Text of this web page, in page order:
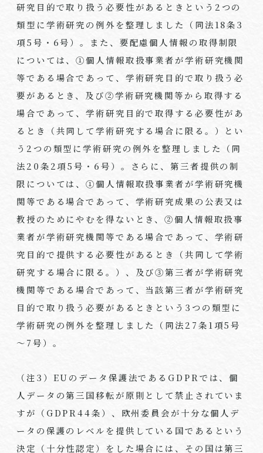
研究目的で取り扱う必要性があるときという 2 つの
類型に学術研究の例外を整理しました（同法18条3
項5号・ 6号）。また、要配慮個人情報の取得制限
については、①個人情報取扱事業者が学術研究機関
等である場合であって、学術研究目的で取り扱う必
要があるとき、及び②学術研究機関等から取得する
場合であって、学術研究目的で取得する必要性があ
るとき（共同して学術研究する場合に限る。）とい
う 2 つの類型に学術研究の例外を整理しました（同
法20条2項5号・ 6号）。さらに、第三者提供の制
限については、①個人情報取扱事業者が学術研究機
関等である場合であって、学術研究成果の公表又は
教授のためにやむを得ないとき、②個人情報取扱事
業者が学術研究機関等である場合であって、学術研
究目的で提供する必要性があるとき（共同して学術
研究する場合に限る。）、及び③第三者が学術研究
機関等である場合であって、当該第三者が学術研究
目的で取り扱う必要があるときという 3 つの類型に
学術研究の例外を整理しました（同法27条1項5号
～7号）。
（注3 ） EUのデータ保護法である GDPR では、個
人データの第三国移転が原則として禁止されていま
すが（ GDPR44条）、欧州委員会が十分な個人デ
ータの保護のレベルを提供している国であるという
決定（十分性認定）をした場合には、その国は第三